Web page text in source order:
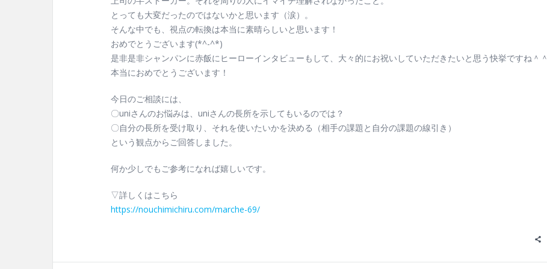
とっても大変だったのではないかと思います（涙）。
そんな中でも、視点の転換は本当に素晴らしいと思います！
おめでとうございます(*^-^*)
是非是非シャンパンに赤飯にヒーローインタビューもして、大々的にお祝いしていただきたいと思う快挙ですね＾＾
本当におめでとうございます！
今日のご相談には、
〇uniさんのお悩みは、uniさんの長所を示してもいるのでは？
〇自分の長所を受け取り、それを使いたいかを決める（相手の課題と自分の課題の線引き）
という観点からご回答しました。
何か少しでもご参考になれば嬉しいです。
▽詳しくはこちら
https://nouchimichiru.com/marche-69/